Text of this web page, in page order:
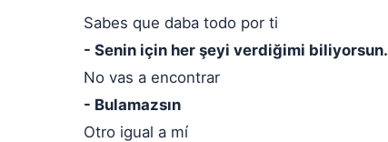
Sabes que daba todo por ti
- Senin için her şeyi verdiğimi biliyorsun.
No vas a encontrar
- Bulamazsın
Otro igual a mí